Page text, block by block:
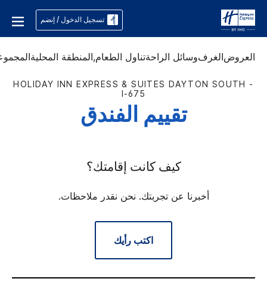
تسجيل الدخول / إنضم
العروضالغرفوسائل الراحةتناول الطعام,المنطقة المحلية
HOLIDAY INN EXPRESS & SUITES DAYTON SOUTH -
I-675
تقييم الفندق
كيف كانت إقامتك؟
أخبرنا عن تجربتك. نحن نقدر ملاحظات.
اكتب رأيك